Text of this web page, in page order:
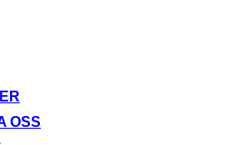
OSS